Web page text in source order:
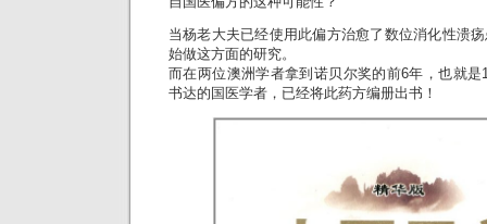
当杨老大夫已经使用此偏方治愈了数位消化性溃
始做这方面的研究。
而在两位澳洲学者拿到诺贝尔奖的前6年，也就
书达的国医学者，已经将此药方编册出书！